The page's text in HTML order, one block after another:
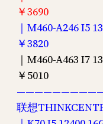
￥3690
｜M460-A246 I5
￥3820
｜M460-A463 I7
￥5010
联想